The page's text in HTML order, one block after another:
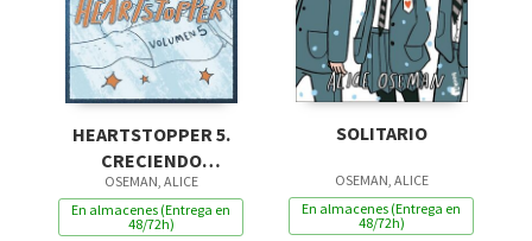
HEARTSTOPPER 5.
CRECIENDO
CONTIGO. EDICION
ESPECIA
OSEMAN, ALICE
En almacenes (Entrega en
48/72h)
SOLITARIO
OSEMAN, ALICE
En almacenes (Entrega en
48/72h)